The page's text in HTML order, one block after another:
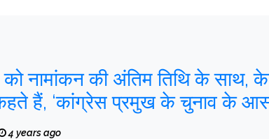
नामांकन की अंतिम तिथि के साथ,
हैं, ‘कांग्रेस प्रमुख के चुनाव के
4 years ago